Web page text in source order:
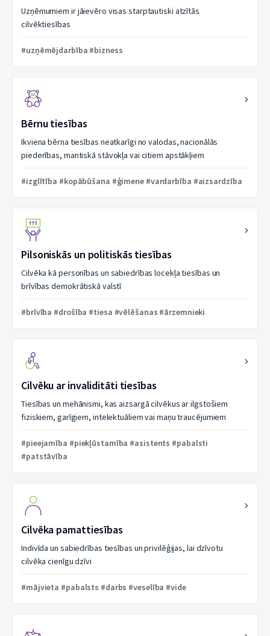
Uzņēmumiem ir jāievēro visas starptautiski atzītās
cilvēktiesības
#uzņēmējdarbība #bizness
Bērnu tiesības
Ikviena bērna tiesības neatkarīgi no valodas, nacionālās
piederības, mantiskā stāvokļa vai citiem apstākļiem
#izglītība #kopābūšana #ģimene #vardarbība #aizsardzība
Pilsoniskās un politiskās tiesības
Cilvēka kā personības un sabiedrības locekļa tiesības un
brīvības demokrātiskā valstī
#brīvība #drošība #tiesa #vēlēšanas #ārzemnieki
Cilvēku ar invaliditāti tiesības
Tiesības un mehānismi, kas aizsargā cilvēkus ar ilgstošiem
fiziskiem, garīgiem, intelektuāliem vai maņu traucējumiem
#pieejamība #piekļūstamība #asistents #pabalsti
#patstāvība
Cilvēka pamattiesības
Indivīda un sabiedrības tiesības un privilēģijas, lai dzīvotu
cilvēka cienīgu dzīvi
#mājvieta #pabalsts #darbs #veselība #vide